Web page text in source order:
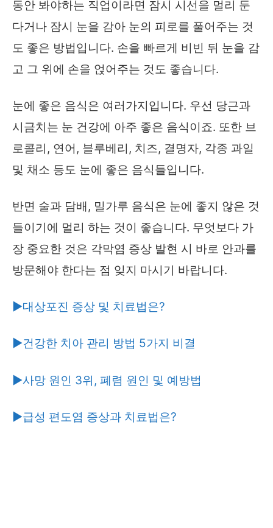
동안 봐야하는 직업이라면 잠시 시선을 멀리 둔
다거나 잠시 눈을 감아 눈의 피로를 풀어주는 것
도 좋은 방법입니다. 손을 빠르게 비빈 뒤 눈을 감
고 그 위에 손을 얹어주는 것도 좋습니다.
눈에 좋은 음식은 여러가지입니다. 우선 당근과
시금치는 눈 건강에 아주 좋은 음식이죠. 또한 브
로콜리, 연어, 블루베리, 치즈, 결명자, 각종 과일
및 채소 등도 눈에 좋은 음식들입니다.
반면 술과 담배, 밀가루 음식은 눈에 좋지 않은 것
들이기에 멀리 하는 것이 좋습니다. 무엇보다 가
장 중요한 것은 각막염 증상 발현 시 바로 안과를
방문해야 한다는 점 잊지 마시기 바랍니다.
▶대상포진 증상 및 치료법은?
▶건강한 치아 관리 방법 5가지 비결
▶사망 원인 3위, 폐렴 원인 및 예방법
▶급성 편도염 증상과 치료법은?